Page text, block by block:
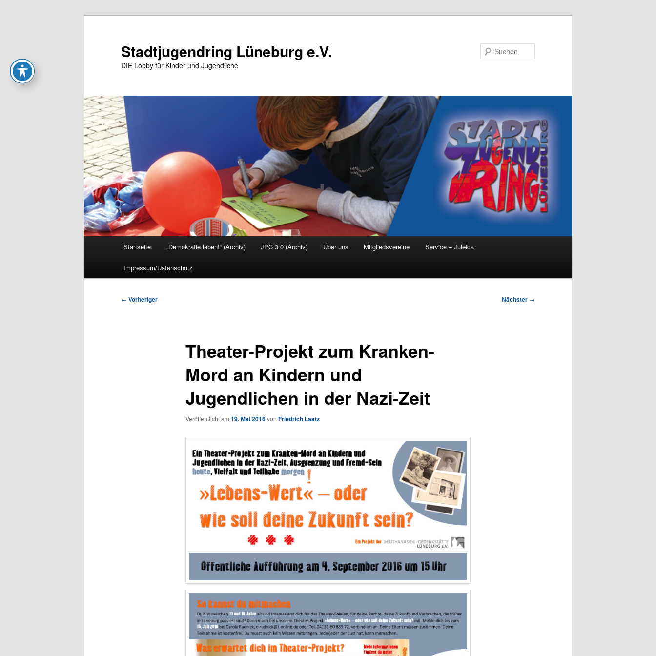
Stadtjugendring Lüneburg e.V.
DIE Lobby für Kinder und Jugendliche
Startseite „Demokratie leben!“ (Archiv) JPC 3.0 (Archiv) Über uns Mitgliedsvereine Service – Juleica
Impressum/Datenschutz
Beitragsnavigation
← Vorheriger Nächster →
Theater-Projekt zum Kranken-
Mord an Kindern und
Jugendlichen in der Nazi-Zeit
Veröffentlicht am 19. Mai 2016von Friedrich Laatz